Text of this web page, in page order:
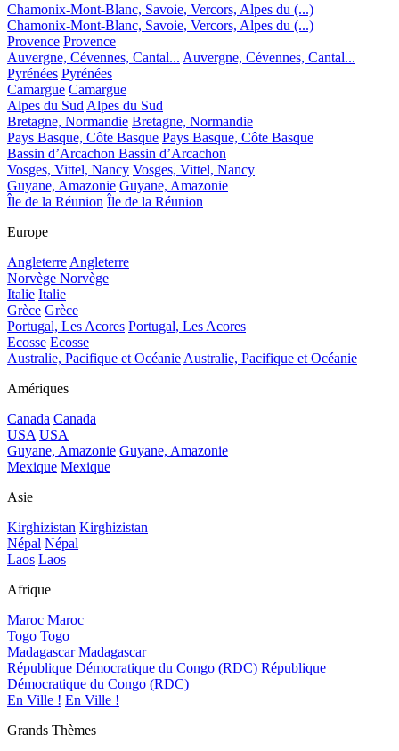
Chamonix-Mont-Blanc, Savoie, Vercors, Alpes du (...)
Chamonix-Mont-Blanc, Savoie, Vercors, Alpes du (...)
Provence Provence
Auvergne, Cévennes, Cantal... Auvergne, Cévennes, Cantal...
Pyrénées Pyrénées
Camargue Camargue
Alpes du Sud Alpes du Sud
Bretagne, Normandie Bretagne, Normandie
Pays Basque, Côte Basque Pays Basque, Côte Basque
Bassin d’Arcachon Bassin d’Arcachon
Vosges, Vittel, Nancy Vosges, Vittel, Nancy
Guyane, Amazonie Guyane, Amazonie
Île de la Réunion Île de la Réunion
Europe
Angleterre Angleterre
Norvège Norvège
Italie Italie
Grèce Grèce
Portugal, Les Acores Portugal, Les Acores
Ecosse Ecosse
Australie, Pacifique et Océanie Australie, Pacifique et Océanie
Amériques
Canada Canada
USA USA
Guyane, Amazonie Guyane, Amazonie
Mexique Mexique
Asie
Kirghizistan Kirghizistan
Népal Népal
Laos Laos
Afrique
Maroc Maroc
Togo Togo
Madagascar Madagascar
République Démocratique du Congo (RDC) République
Démocratique du Congo (RDC)
En Ville ! En Ville !
Grands Thèmes